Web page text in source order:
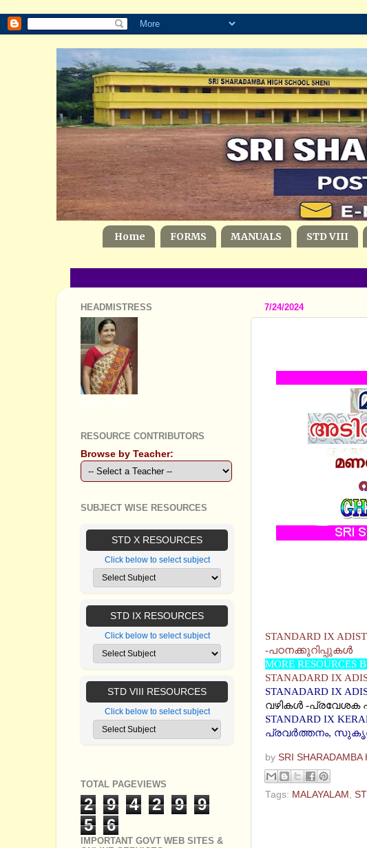
Home FORMS MANUALS STD VIII
7/24/2024
STANDARD IX
-പഠനക്കുറിപ്പുകള്‍
MORE RESOURCES
STANADARD IX
STANADARD IX
വഴികള്‍ -പ്രവേശക
STANDARD IX
പ്രവര്‍ത്തനം,
by SRI SHARADAMBA
Tags: MALAYALAM
HEADMISTRESS
RESOURCE CONTRIBUTORS
Browse by Teacher:
SUBJECT WISE RESOURCES
STD X RESOURCES
Click below to select subject
STD IX RESOURCES
Click below to select subject
STD VIII RESOURCES
Click below to select subject
TOTAL PAGEVIEWS
2 9 4 2 9
9
5
6
IMPORTANT GOVT WEB SITES &